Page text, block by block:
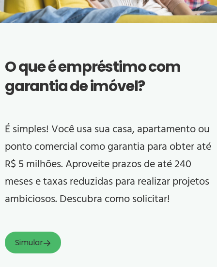
O que é empréstimo com
garantia de imóvel?
É simples! Você usa sua casa, apartamento ou
ponto comercial como garantia para obter até
R$ 5 milhões. Aproveite prazos de até 240
meses e taxas reduzidas para realizar projetos
ambiciosos. Descubra como solicitar!
Simular